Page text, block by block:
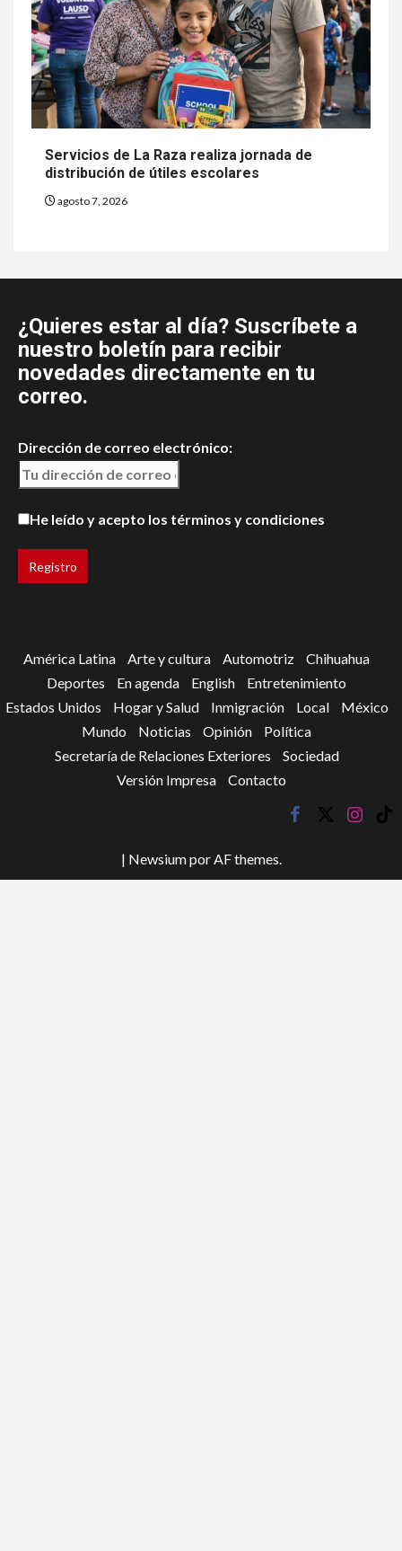
Servicios de La Raza realiza jornada de
distribución de útiles escolares
agosto 7, 2026
¿Quieres estar al día? Suscríbete a
nuestro boletín para recibir
novedades directamente en tu
correo.
Dirección de correo electrónico:
He leído y acepto los términos y condiciones
América Latina Arte y cultura Automotriz
Chihuahua
Deportes
En agenda English
Entretenimiento
Estados Unidos
Hogar y Salud Inmigración Local
México
Mundo
Noticias Opinión
Política
Secretaría de Relaciones Exteriores
Sociedad
Versión Impresa
Contacto
facebook
twitter
tik
| Newsiumpor AF themes.